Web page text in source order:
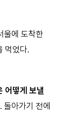
울에 도착한
먹었다.
어떻게 보낼
아가기 전에